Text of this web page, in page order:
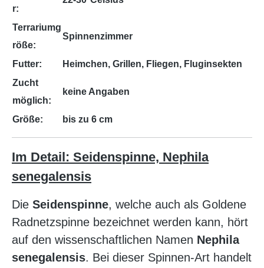
r:
Terrariumg
röße:
Spinnenzimmer
Futter:
Heimchen, Grillen, Fliegen, Fluginsekten
Zucht
möglich:
keine Angaben
Größe: bis zu 6 cm
Im Detail: Seidenspinne, Nephila
senegalensis
Die Seidenspinne, welche auch als Goldene
Radnetzspinne bezeichnet werden kann, hört
auf den wissenschaftlichen Namen Nephila
senegalensis. Bei dieser Spinnen-Art handelt